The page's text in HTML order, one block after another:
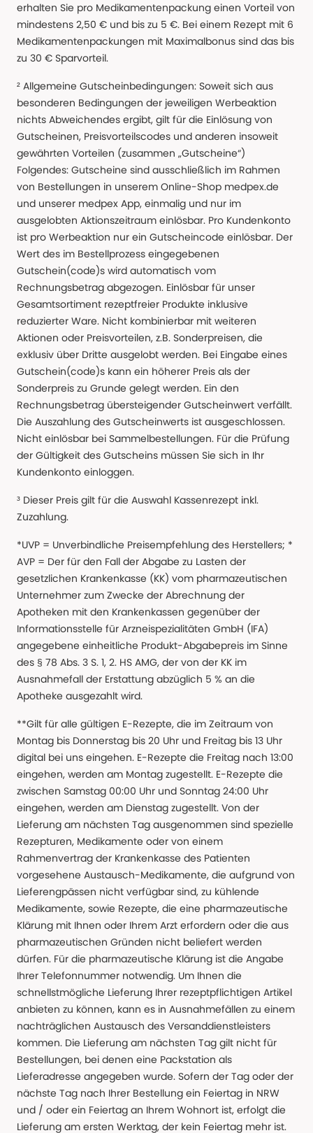
erhalten Sie pro Medikamentenpackung einen Vorteil von
mindestens 2,50 € und bis zu 5 €. Bei einem Rezept mit 6
Medikamentenpackungen mit Maximalbonus sind das bis
zu 30 € Sparvorteil.
² Allgemeine Gutscheinbedingungen: Soweit sich aus
besonderen Bedingungen der jeweiligen Werbeaktion
nichts Abweichendes ergibt, gilt für die Einlösung von
Gutscheinen, Preisvorteilscodes und anderen insoweit
gewährten Vorteilen (zusammen „Gutscheine“)
Folgendes: Gutscheine sind ausschließlich im Rahmen
von Bestellungen in unserem Online-Shop medpex.de
und unserer medpex App, einmalig und nur im
ausgelobten Aktionszeitraum einlösbar. Pro Kundenkonto
ist pro Werbeaktion nur ein Gutscheincode einlösbar. Der
Wert des im Bestellprozess eingegebenen
Gutschein(code)s wird automatisch vom
Rechnungsbetrag abgezogen. Einlösbar für unser
Gesamtsortiment rezeptfreier Produkte inklusive
reduzierter Ware. Nicht kombinierbar mit weiteren
Aktionen oder Preisvorteilen, z.B. Sonderpreisen, die
exklusiv über Dritte ausgelobt werden. Bei Eingabe eines
Gutschein(code)s kann ein höherer Preis als der
Sonderpreis zu Grunde gelegt werden. Ein den
Rechnungsbetrag übersteigender Gutscheinwert verfällt.
Die Auszahlung des Gutscheinwerts ist ausgeschlossen.
Nicht einlösbar bei Sammelbestellungen. Für die Prüfung
der Gültigkeit des Gutscheins müssen Sie sich in Ihr
Kundenkonto einloggen.
³ Dieser Preis gilt für die Auswahl Kassenrezept inkl.
Zuzahlung.
*UVP = Unverbindliche Preisempfehlung des Herstellers; *
AVP = Der für den Fall der Abgabe zu Lasten der
gesetzlichen Krankenkasse (KK) vom pharmazeutischen
Unternehmer zum Zwecke der Abrechnung der
Apotheken mit den Krankenkassen gegenüber der
Informationsstelle für Arzneispezialitäten GmbH (IFA)
angegebene einheitliche Produkt-Abgabepreis im Sinne
des § 78 Abs. 3 S. 1, 2. HS AMG, der von der KK im
Ausnahmefall der Erstattung abzüglich 5 % an die
Apotheke ausgezahlt wird.
**Gilt für alle gültigen E-Rezepte, die im Zeitraum von
Montag bis Donnerstag bis 20 Uhr und Freitag bis 13 Uhr
digital bei uns eingehen. E-Rezepte die Freitag nach 13:00
eingehen, werden am Montag zugestellt. E-Rezepte die
zwischen Samstag 00:00 Uhr und Sonntag 24:00 Uhr
eingehen, werden am Dienstag zugestellt. Von der
Lieferung am nächsten Tag ausgenommen sind spezielle
Rezepturen, Medikamente oder von einem
Rahmenvertrag der Krankenkasse des Patienten
vorgesehene Austausch-Medikamente, die aufgrund von
Lieferengpässen nicht verfügbar sind, zu kühlende
Medikamente, sowie Rezepte, die eine pharmazeutische
Klärung mit Ihnen oder Ihrem Arzt erfordern oder die aus
pharmazeutischen Gründen nicht beliefert werden
dürfen. Für die pharmazeutische Klärung ist die Angabe
Ihrer Telefonnummer notwendig. Um Ihnen die
schnellstmögliche Lieferung Ihrer rezeptpflichtigen Artikel
anbieten zu können, kann es in Ausnahmefällen zu einem
nachträglichen Austausch des Versanddienstleisters
kommen. Die Lieferung am nächsten Tag gilt nicht für
Bestellungen, bei denen eine Packstation als
Lieferadresse angegeben wurde. Sofern der Tag oder der
nächste Tag nach Ihrer Bestellung ein Feiertag in NRW
und / oder ein Feiertag an Ihrem Wohnort ist, erfolgt die
Lieferung am ersten Werktag, der kein Feiertag mehr ist.